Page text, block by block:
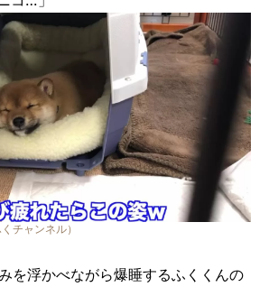
チャンネル）
を浮かべながら爆睡するふくくんの